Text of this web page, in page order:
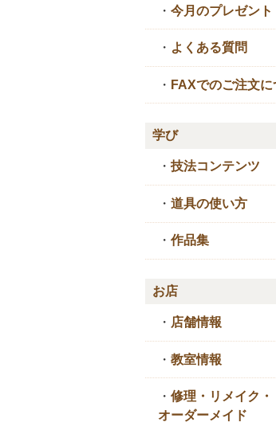
・ 今月のプレゼント
・ よくある質問
・ FAXでのご注文に
学び
・ 技法コンテンツ
・ 道具の使い方
・ 作品集
お店
・ 店舗情報
・ 教室情報
・ 修理・リメイク・
オーダーメイド